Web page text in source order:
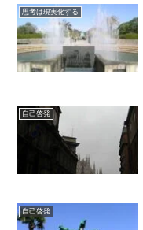
思考は現実化する
自己啓発
自己啓発